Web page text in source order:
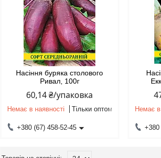
Насіння буряка столового
Ривал, 100г
60,14 ₴/упаковка
Немає в наявності Тільки оптом
+380 (67) 458-52-45
Немає в
+380